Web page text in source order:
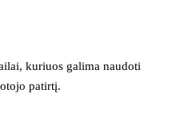
kuriuos galima naudoti
patirtį.